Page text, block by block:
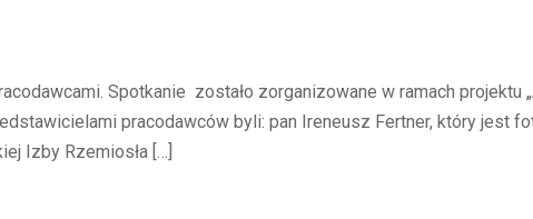
Spotkanie zostało zorganizowane w ramach projektu
pracodawców byli: pan Ireneusz Fertner, który jest
Izby Rzemiosła […]